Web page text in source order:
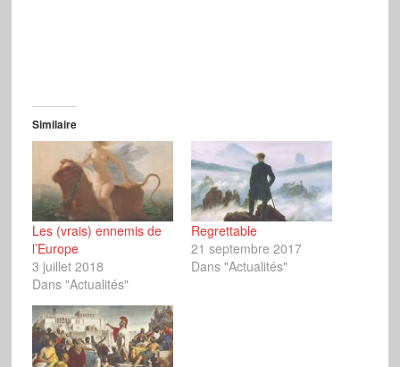
Similaire
Les (vrais) ennemis de
l’Europe
3 juillet 2018
Dans "Actualités"
Regrettable
21 septembre 2017
Dans "Actualités"